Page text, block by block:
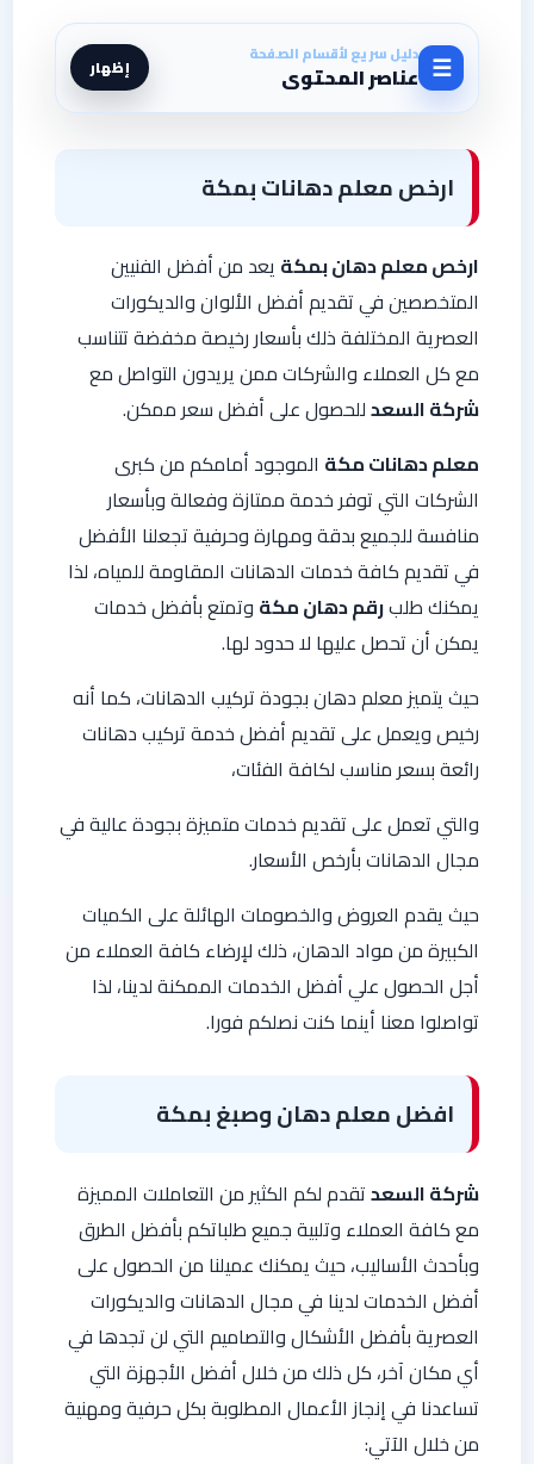
☰ دليل سريع لأقسام الصفحة
عناصر المحتوى إظهار
ارخص معلم دهانات بمكة
ارخص معلم دهان بمكة يعد من أفضل الفنيين
المتخصصين في تقديم أفضل الألوان والديكورات
العصرية المختلفة ذلك بأسعار رخيصة مخفضة تتناسب
مع كل العملاء والشركات ممن يريدون التواصل مع
شركة السعدللحصول على أفضل سعر ممكن.
معلم دهانات مكة الموجود أمامكم من كبرى
الشركات التي توفر خدمة ممتازة وفعالة وبأسعار
منافسة للجميع بدقة ومهارة وحرفية تجعلنا الأفضل
في تقديم كافة خدمات الدهانات المقاومة للمياه، لذا
يمكنك طلبرقم دهان مكة وتمتع بأفضل خدمات
يمكن أن تحصل عليها لا حدود لها.
حيث يتميز معلم دهان بجودة تركيب الدهانات، كما أنه
رخيص ويعمل على تقديم أفضل خدمة تركيب دهانات
رائعة بسعر مناسب لكافة الفئات،
والتي تعمل على تقديم خدمات متميزة بجودة عالية في
مجال الدهانات بأرخص الأسعار.
حيث يقدم العروض والخصومات الهائلة على الكميات
الكبيرة من مواد الدهان، ذلك لإرضاء كافة العملاء من
أجل الحصول علي أفضل الخدمات الممكنة لدينا، لذا
تواصلوا معنا أينما كنت نصلكم فورا.
افضل معلم دهان وصبغ بمكة
شركة السعدتقدم لكم الكثير من التعاملات المميزة
مع كافة العملاء وتلبية جميع طلباتكم بأفضل الطرق
وبأحدث الأساليب، حيث يمكنك عميلنا من الحصول على
أفضل الخدمات لدينا في مجال الدهانات والديكورات
العصرية بأفضل الأشكال والتصاميم التي لن تجدها في
أي مكان آخر، كل ذلك من خلال أفضل الأجهزة التي
تساعدنا في إنجاز الأعمال المطلوبة بكل حرفية ومهنية
من خلال الآتي: